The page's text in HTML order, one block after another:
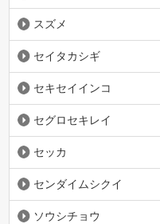
スズメ
セイタカシギ
セキセイインコ
セグロセキレイ
セッカ
センダイムシクイ
ソウシチョウ